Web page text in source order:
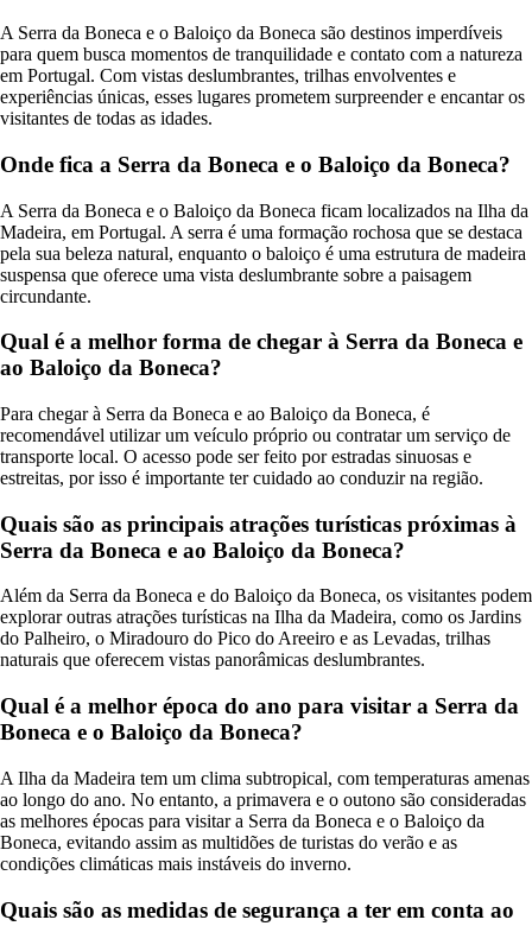
A Serra da Boneca e o Baloiço da Boneca são destinos imperdíveis
para quem busca momentos de tranquilidade e contato com a natureza
em Portugal. Com vistas deslumbrantes, trilhas envolventes e
experiências únicas, esses lugares prometem surpreender e encantar os
visitantes de todas as idades.
Onde fica a Serra da Boneca e o Baloiço da Boneca?
A Serra da Boneca e o Baloiço da Boneca ficam localizados na Ilha da
Madeira, em Portugal. A serra é uma formação rochosa que se destaca
pela sua beleza natural, enquanto o baloiço é uma estrutura de madeira
suspensa que oferece uma vista deslumbrante sobre a paisagem
circundante.
Qual é a melhor forma de chegar à Serra da Boneca e
ao Baloiço da Boneca?
Para chegar à Serra da Boneca e ao Baloiço da Boneca, é
recomendável utilizar um veículo próprio ou contratar um serviço de
transporte local. O acesso pode ser feito por estradas sinuosas e
estreitas, por isso é importante ter cuidado ao conduzir na região.
Quais são as principais atrações turísticas próximas à
Serra da Boneca e ao Baloiço da Boneca?
Além da Serra da Boneca e do Baloiço da Boneca, os visitantes podem
explorar outras atrações turísticas na Ilha da Madeira, como os Jardins
do Palheiro, o Miradouro do Pico do Areeiro e as Levadas, trilhas
naturais que oferecem vistas panorâmicas deslumbrantes.
Qual é a melhor época do ano para visitar a Serra da
Boneca e o Baloiço da Boneca?
A Ilha da Madeira tem um clima subtropical, com temperaturas amenas
ao longo do ano. No entanto, a primavera e o outono são consideradas
as melhores épocas para visitar a Serra da Boneca e o Baloiço da
Boneca, evitando assim as multidões de turistas do verão e as
condições climáticas mais instáveis do inverno.
Quais são as medidas de segurança a ter em conta ao